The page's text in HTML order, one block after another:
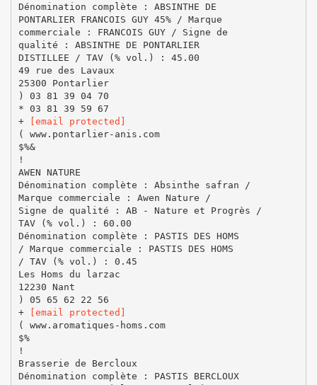
Dénomination complète : ABSINTHE DE
PONTARLIER FRANCOIS GUY 45% / Marque
commerciale : FRANCOIS GUY / Signe de
qualité : ABSINTHE DE PONTARLIER
DISTILLEE / TAV (% vol.) : 45.00
49 rue des Lavaux
25300 Pontarlier
) 03 81 39 04 70
* 03 81 39 59 67
+
[email protected]
( www.pontarlier-anis.com
$%&
!
AWEN NATURE
Dénomination complète : Absinthe safran /
Marque commerciale : Awen Nature /
Signe de qualité : AB - Nature et Progrès /
TAV (% vol.) : 60.00
Dénomination complète : PASTIS DES HOMS
/ Marque commerciale : PASTIS DES HOMS
/ TAV (% vol.) : 0.45
Les Homs du larzac
12230 Nant
) 05 65 62 22 56
+
[email protected]
( www.aromatiques-homs.com
$%
!
Brasserie de Bercloux
Dénomination complète : PASTIS BERCLOUX